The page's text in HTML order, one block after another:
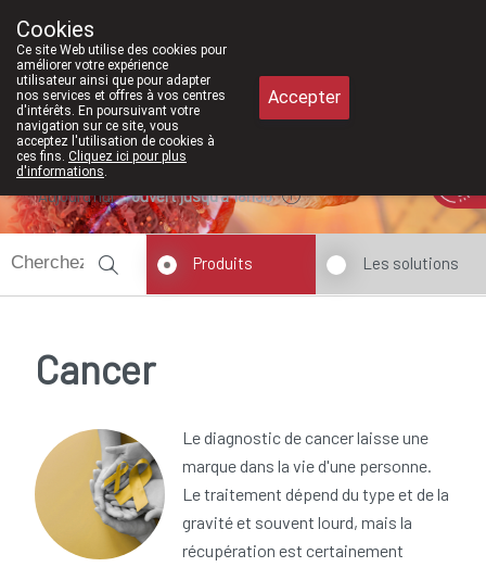
011/610300
Aujourd'hui ouvert jusqu'à 18h30
Produits Les solutions
Cancer
Le diagnostic de cancer laisse une
marque dans la vie d'une personne.
Le traitement dépend du type et de la
gravité et souvent lourd, mais la
récupération est certainement
Cookies
Ce site Web utilise des cookies pour
améliorer votre expérience
utilisateur ainsi que pour adapter
nos services et offres à vos centres
d'intérêts. En poursuivant votre
navigation sur ce site, vous
acceptez l'utilisation de cookies à
ces fins. Cliquez ici pour plus
d'informations.
Accepter